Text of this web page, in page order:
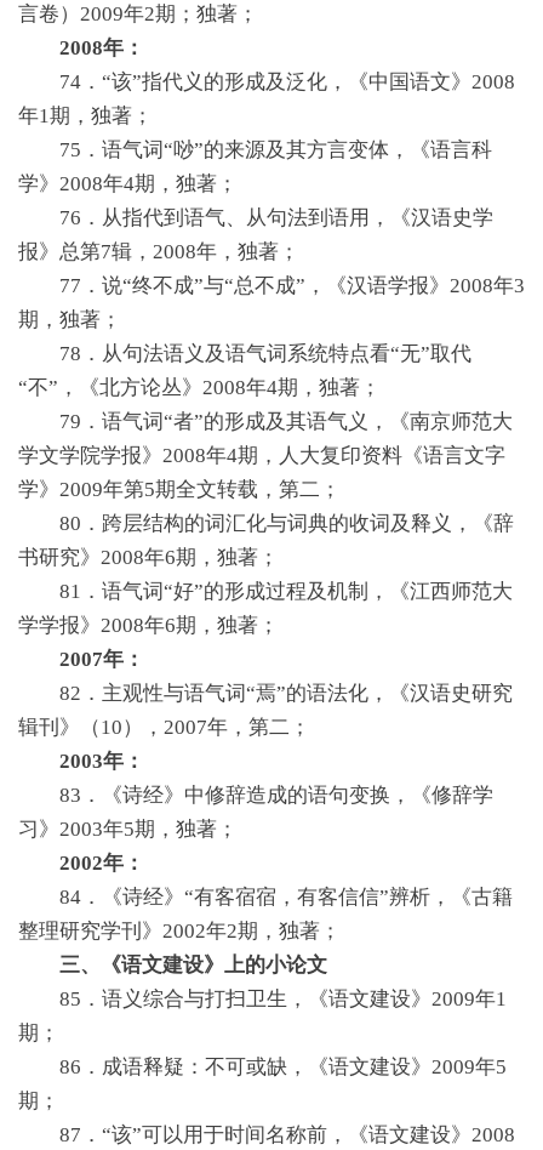
言卷）2009年2期；独著；
2008年：
74．“该”指代义的形成及泛化，《中国语文》2008
年1期，独著；
75．语气词“唦”的来源及其方言变体，《语言科
学》2008年4期，独著；
76．从指代到语气、从句法到语用，《汉语史学
报》总第7辑，2008年，独著；
77．说“终不成”与“总不成”，《汉语学报》2008年3
期，独著；
78．从句法语义及语气词系统特点看“无”取代
“不”，《北方论丛》2008年4期，独著；
79．语气词“者”的形成及其语气义，《南京师范大
学文学院学报》2008年4期，人大复印资料《语言文字
学》2009年第5期全文转载，第二；
80．跨层结构的词汇化与词典的收词及释义，《辞
书研究》2008年6期，独著；
81．语气词“好”的形成过程及机制，《江西师范大
学学报》2008年6期，独著；
2007年：
82．主观性与语气词“焉”的语法化，《汉语史研究
辑刊》（10），2007年，第二；
2003年：
83．《诗经》中修辞造成的语句变换，《修辞学
习》2003年5期，独著；
2002年：
84．《诗经》“有客宿宿，有客信信”辨析，《古籍
整理研究学刊》2002年2期，独著；
三、《语文建设》上的小论文
85．语义综合与打扫卫生，《语文建设》2009年1
期；
86．成语释疑：不可或缺，《语文建设》2009年5
期；
87．“该”可以用于时间名称前，《语文建设》2008